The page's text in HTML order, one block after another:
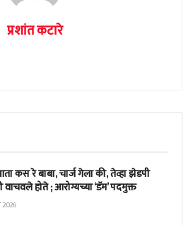
प्रशांत कटारे
कस रे बाबा, चार्ज गेला की, तेव्हा झेडपी
वाचवले होते ; आरोग्यच्या ‘डॅम’ पदमुक्त
2026